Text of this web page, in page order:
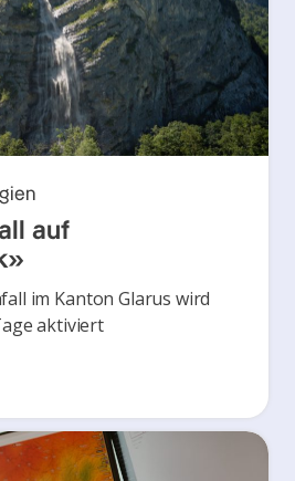
auf
im Kanton Glarus wird
aktiviert